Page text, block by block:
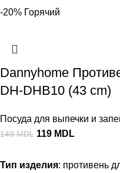
-20% Горячий
Dannyhome
DH-DHB10 (43 cm)
Посуда для выпечки и
149MDL 119 MDL
Тип изделия: противень